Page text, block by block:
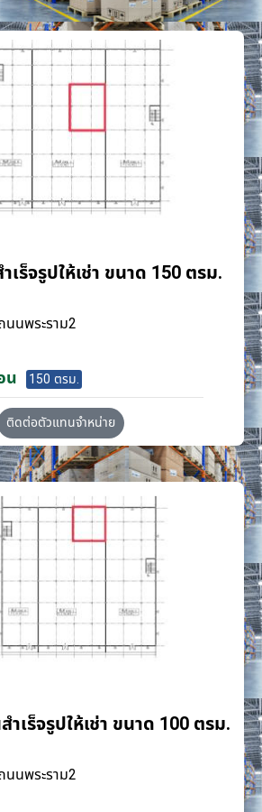
เร็จรูปให้เช่า ขนาด 150 ตรม.
นนพระราม2
น 150 ตรม.
ติดต่อตัวแทนจำหน่าย
ำเร็จรูปให้เช่า ขนาด 100 ตรม.
นนพระราม2